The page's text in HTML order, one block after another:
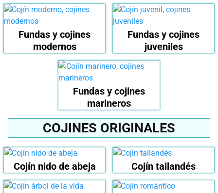
Fundas y cojines
modernos
Fundas y cojines
juveniles
Fundas y cojines
marineros
COJINES ORIGINALES
Cojín nido de abeja Cojín tailandés